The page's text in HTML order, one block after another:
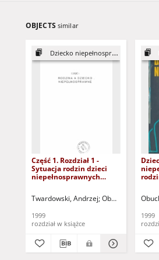
OBJECTS similar
Dziecko niepełnosprawne w rodzinie
Część 1. Rozdział 1 -
Sytuacja rodzin dzieci
niepełnosprawnych
osób z dysfunkcją
Twardowski, Andrzej Obuchowska,
1999
rozdział w książce
1999